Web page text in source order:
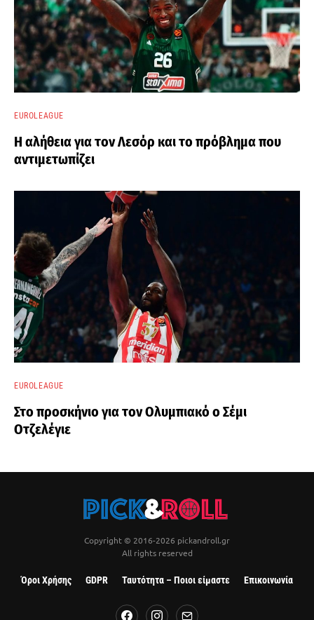
EUROLEAGUE
Η αλήθεια για τον Λεσόρ και το πρόβλημα που
αντιμετωπίζει
EUROLEAGUE
Στο προσκήνιο για τον Ολυμπιακό ο Σέμι
Οτζελέγιε
Copyright © 2016-2026 pickandroll.gr
All rights reserved
Όροι Χρήσης GDPR Ταυτότητα – Ποιοι είμαστε Επικοινωνία